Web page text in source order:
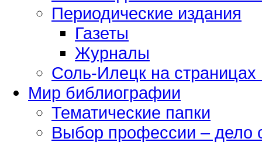
Периодические издания
Газеты
Журналы
Соль-Илецк на
Мир библиографии
Тематические папки
Выбор профессии – дело